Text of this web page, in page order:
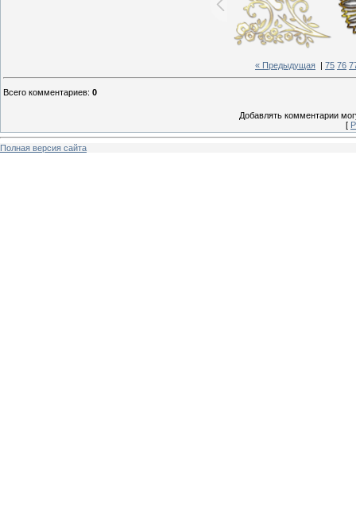
« Предыдущая 75 76
Всего комментариев: 0
Добавлять комментарии
[
Полная версия сайта